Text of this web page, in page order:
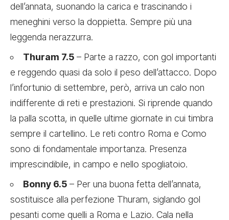
dell’annata, suonando la carica e trascinando i
meneghini verso la doppietta. Sempre più una
leggenda nerazzurra.
Thuram 7.5 – Parte a razzo, con gol importanti
e reggendo quasi da solo il peso dell’attacco. Dopo
l’infortunio di settembre, però, arriva un calo non
indifferente di reti e prestazioni. Si riprende quando
la palla scotta, in quelle ultime giornate in cui timbra
sempre il cartellino. Le reti contro Roma e Como
sono di fondamentale importanza. Presenza
imprescindibile, in campo e nello spogliatoio.
Bonny 6.5 – Per una buona fetta dell’annata,
sostituisce alla perfezione Thuram, siglando gol
pesanti come quelli a Roma e Lazio. Cala nella